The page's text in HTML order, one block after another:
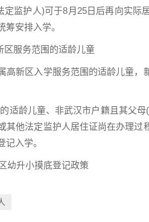
定监护人)可于8月25日后再向实际
安排入学。
服务范围的适龄儿童
新区入学服务范围的适龄儿童，
龄儿童、非武汉市户籍且其父母
其他法定监护人居住证尚在办理
入学。
升小摸底登记政策